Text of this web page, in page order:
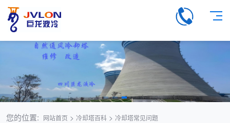
您的位置: 网站首页 > 冷却塔百科> 冷却塔常见问题